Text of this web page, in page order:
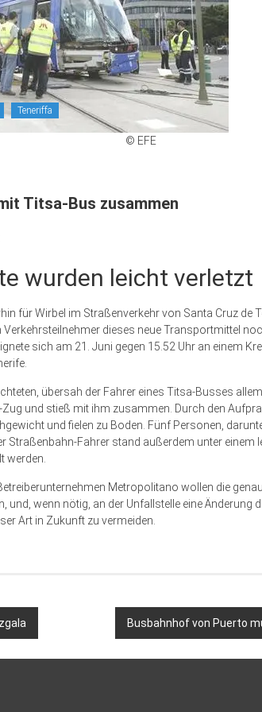
Teneriffa
© EFE
Titsa-Bus zusammen
wurden leicht verletzt
für Wirbel im Straßenverkehr von Santa Cruz de
dieses neue Transportmittel
sich am 21. Juni gegen 15.52 Uhr an einem
übersah der Fahrer eines Titsa-Busses
und stieß mit ihm zusammen. Durch den
und fielen zu Boden. Fünf Personen,
Straßenbahn-Fahrer stand außerdem unter
werden.
Metropolitano wollen die
wenn nötig, an der Unfallstelle eine Änderung
Art in Zukunft zu vermeiden.
Busbahnhof von Puerto